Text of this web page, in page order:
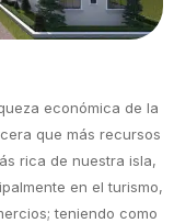
económica de la
que más recursos
rica de nuestra isla,
en el turismo,
teniendo como